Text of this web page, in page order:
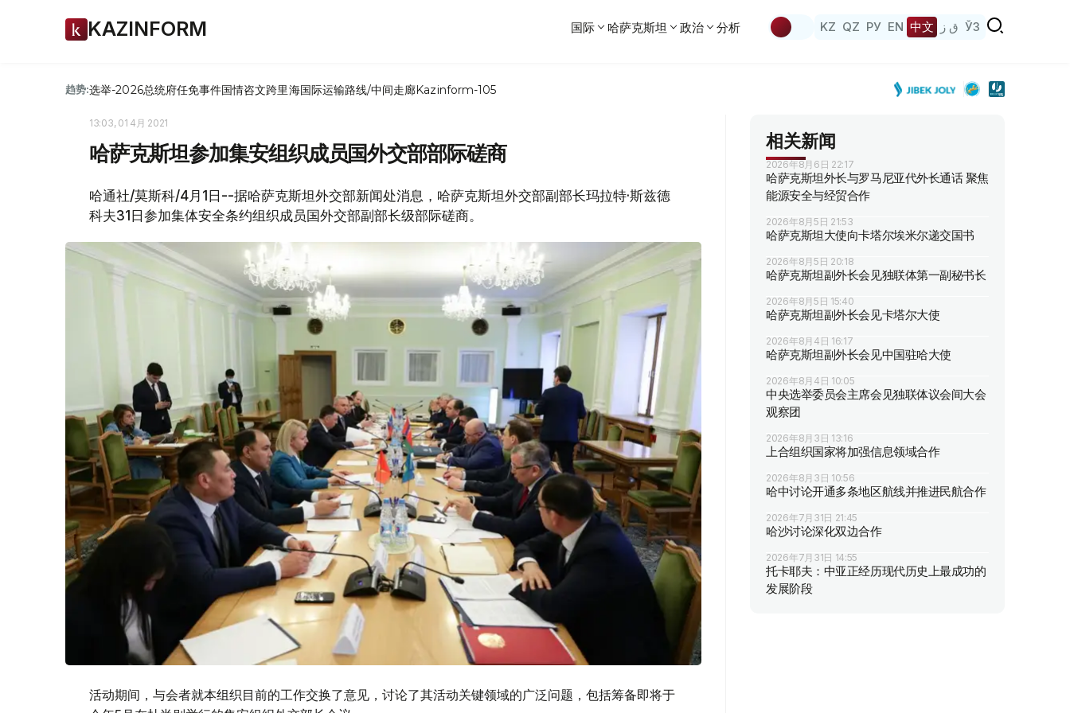
KAZINFORM 国际 哈萨克斯坦 政治 分析 KZ QZ РУ EN 中文 ق ز ЎЗ
趋势:选举-2026总统府任免事件国情咨文跨里海国际运输路线/中间走廊Kazinform-105
13:03, 01 4月 2021
哈萨克斯坦参加集安组织成员国外交部部际磋商
哈通社/莫斯科/4月1日--据哈萨克斯坦外交部新闻处消息，哈萨克斯坦外交部副部长玛拉特·斯兹德
科夫31日参加集体安全条约组织成员国外交部副部长级部际磋商。
活动期间，与会者就本组织目前的工作交换了意见，讨论了其活动关键领域的广泛问题，包括筹备即将于
相关新闻
2026年8月6日 22:17
哈萨克斯坦外长与罗马尼亚代外长通话 聚焦
能源安全与经贸合作
2026年8月5日 21:53
哈萨克斯坦大使向卡塔尔埃米尔递交国书
2026年8月5日 20:18
哈萨克斯坦副外长会见独联体第一副秘书长
2026年8月5日 15:40
哈萨克斯坦副外长会见卡塔尔大使
2026年8月4日 16:17
哈萨克斯坦副外长会见中国驻哈大使
2026年8月4日 10:05
中央选举委员会主席会见独联体议会间大会
观察团
2026年8月3日 13:16
上合组织国家将加强信息领域合作
2026年8月3日 10:56
哈中讨论开通多条地区航线并推进民航合作
2026年7月31日 21:45
哈沙讨论深化双边合作
2026年7月31日 14:55
托卡耶夫：中亚正经历现代历史上最成功的
发展阶段